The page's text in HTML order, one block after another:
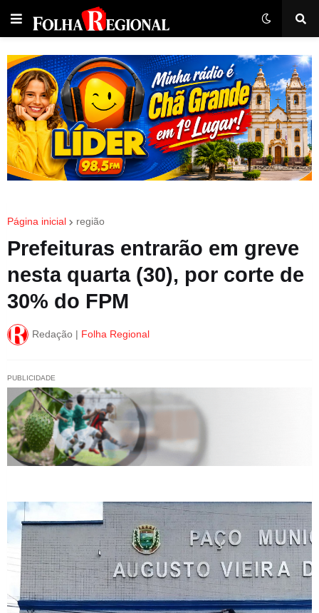
Página inicial região
Prefeituras entrarão em greve
nesta quarta (30), por corte de
30% do FPM
Redação | Folha Regional
PUBLICIDADE